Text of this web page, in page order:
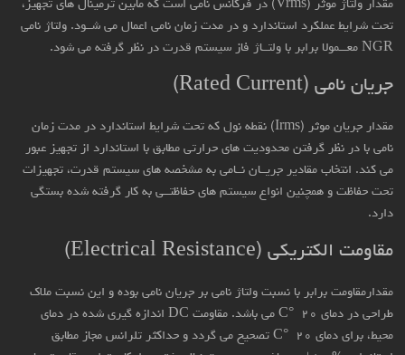
مقدار ولتاژ موثر (Vrms) در فرکانس نامی است که مابین ترمینال های تجهیز،
تحت شرایط عملکرد استاندارد و در مدت زمان نامی اعمال می شــود. ولتاژ نامی
NGR معـــمولا برابر با ولتــاژ فاز سیستم قدرت در نظر گرفته می شود.
جریان نامی (Rated Current)
مقدار جریان موثر (Irms) نقطه نول که تحت شرایط استاندارد در مدت زمان
نامی با در نظر گرفتن محدودیت های حرارتی مطابق با استاندارد از تجهیز عبور
می کند. انتخاب مقادیر جریــان نــامی به مشخصه های سیستم قدرت، تجهیزات
تحت حفاظت و همچنین انواع سیستم های حفاظتــی به کار گرفته شده بستگی
دارد.
مقاومت الکتریکی (Electrical Resistance)
مقدارمقاومت برابر با نسبت ولتاژ نامی بر جریان نامی بوده و این نسبت ملاک
طراحی در دمای C° ۲۰ می باشد. مقاومت DC اندازه گیری شده در دمای
محیط، برای دمای C° ۲۰ تصحیح می گردد و حداکثر تلرانس مجاز مطابق